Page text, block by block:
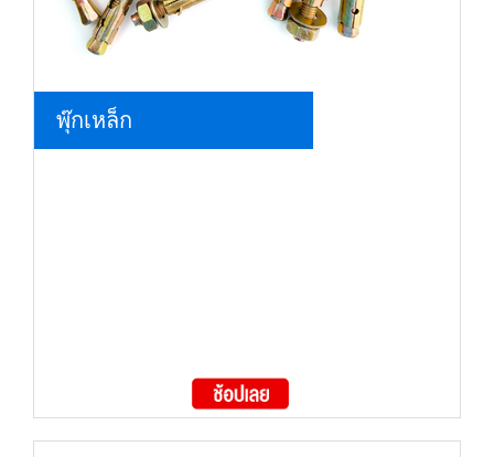
พุ๊กเหล็ก